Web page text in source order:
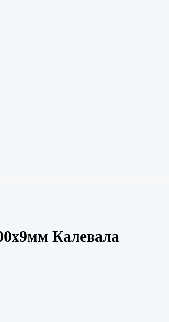
Калевала